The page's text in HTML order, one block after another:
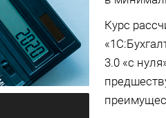
Курс
3.0 «с